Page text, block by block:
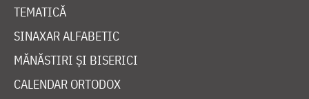
TEMATICĂ
SINAXAR ALFABETIC
MĂNĂSTIRI ȘI BISERICI
CALENDAR ORTODOX